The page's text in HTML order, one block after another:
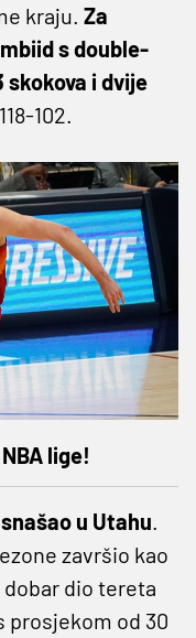
kraju. Za
s double-
skokova i dvije
102.
lige!
u Utahu.
završio kao
dio tereta
prosjekom od 30